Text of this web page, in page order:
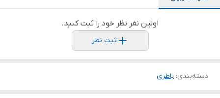
اولین نفر نظر خود را ثبت کنید.
ثبت نظر
دسته‌بندی: باطری